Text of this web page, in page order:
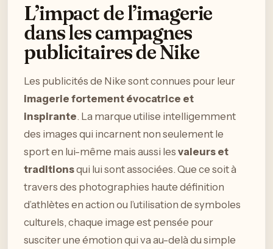
L’impact de l’imagerie
dans les campagnes
publicitaires de Nike
Les publicités de Nike sont connues pour leur
imagerie fortement évocatrice et
inspirante. La marque utilise intelligemment
des images qui incarnent non seulement le
sport en lui-même mais aussi les valeurs et
traditionsqui lui sont associées. Que ce soit à
travers des photographies haute définition
d’athlètes en action ou l’utilisation de symboles
culturels, chaque image est pensée pour
susciter une émotion qui va au-delà du simple